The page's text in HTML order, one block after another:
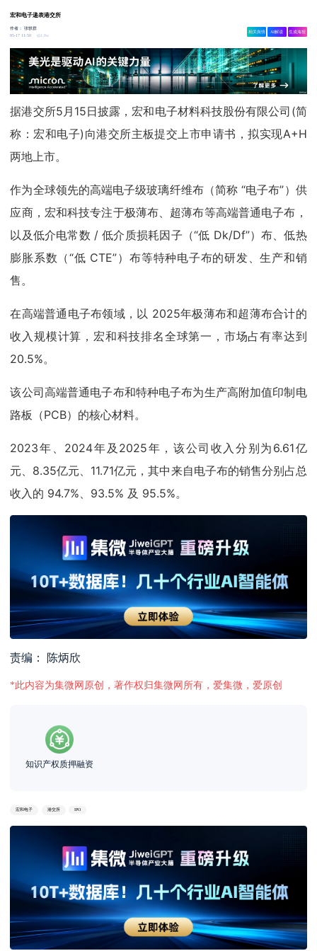
宏和电子递表港交所
作者：张轶群
05-17 11:50
1.8w
相关舆情 AI解读 生成海报
据港交所5月15日披露，宏和电子材料科技股份有限公司(简
称：宏和电子)向港交所主板提交上市申请书，拟实现A+H
两地上市。
作为全球领先的高端电子级玻璃纤维布（简称 “电子布”）供
应商，宏和科技专注于极薄布、超薄布等高端普通电子布，
以及低介电常数 / 低介质损耗因子（“低 Dk/Df”）布、低热
膨胀系数（“低 CTE”）布等特种电子布的研发、生产和销
售。
在高端普通电子布领域，以 2025年极薄布和超薄布合计的
收入规模计算，宏和科技排名全球第一，市场占有率达到
20.5%。
该公司高端普通电子布和特种电子布为生产高附加值印制电
路板（PCB）的核心材料。
2023年、2024年及2025年，该公司收入分别为6.61亿
元、8.35亿元、11.71亿元，其中来自电子布的销售分别占总
收入的 94.7%、93.5% 及 95.5%。
责编： 陈炳欣
*此内容为集微网原创，著作权归集微网所有，爱集微，爱原创
知识产权质押融资
宏和电子 港交所 IPO